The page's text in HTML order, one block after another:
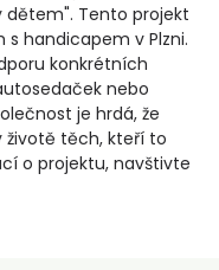
dětem". Tento projekt
handicapem v Plzni.
konkrétních
nebo
je hrdá, že
životě těch, kteří to
o projektu, navštivte